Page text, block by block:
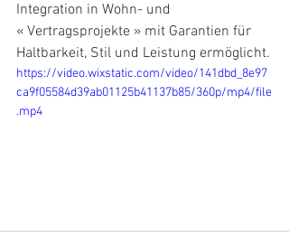
Integration in Wohn- und
« Vertragsprojekte » mit Garantien für
Haltbarkeit, Stil und Leistung ermöglicht.
https://video.wixstatic.com/video/141dbd_8e97
ca9f05584d39ab01125b41137b85/360p/mp4/file
.mp4